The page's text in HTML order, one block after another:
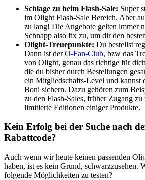
Schlage zu beim Flash-Sale: Super
im Olight Flash-Sale Bereich. Aber
zu lang! Die Angebote gelten immer
Schnapp also fix zu, um dir den
Olight-Treuepunkte: Du bestellst
Dann ist derO-Fan-Club, bzw das
von Olight, genau das richtige für
die du bisher durch Bestellungen
ein Mitgliedschafts-Level und kannst
Boni sichern. Dazu gehören zum
zu den Flash-Sales, früher Zugang
limitierte Editionen einiger Produkte.
Kein Erfolg bei der Suche nach
Rabattcode?
Auch wenn wir heute keinen passenden
haben, ist es kein Grund, schwarzzusehen.
folgende Möglichkeiten zu testen?